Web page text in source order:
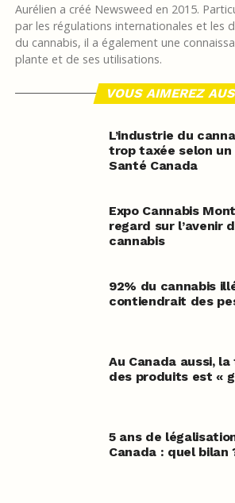
Aurélien a créé Newsweed en 2015.
par les régulations internationales et les
du cannabis, il a également une
plante et de ses utilisations.
VOUS AIMEREZ
L’industrie du
trop taxée selon
Santé Canada
Expo Cannabis
regard sur l’avenir
cannabis
92% du cannabis
contiendrait des
Au Canada aussi,
des produits est «
5 ans de
Canada : quel bilan